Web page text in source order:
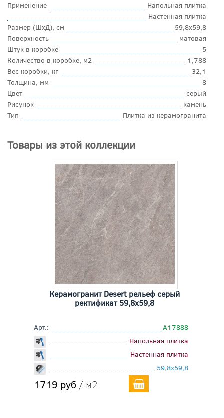
Применение
Напольная плитка
Настенная плитка
Размер (ШхД), см
59,8x59,8
Поверхность
матовая
Штук в коробке
5
Количество в коробке, м2
1,788
Вес коробки, кг
32,1
Толщина, мм
8
Цвет
серый
Рисунок
камень
Тип
Плитка из керамогранита
Товары из этой коллекции
Керамогранит Desert рельеф серый
ректификат 59,8x59,8
Арт.:
A17888
Напольная плитка
Настенная плитка
59,8x59,8
1719 руб / м2